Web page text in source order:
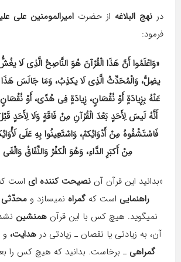
در نهج البلاغه از حضرت امیرالمومنین علی
فرمود:
«وَاعْلَمُوا أَنَّ هَذَا الْقُرْآنَ هُوَ النَّاصِحُ الَّذِی لَا
یضِلُّ، وَالْمُحَدِّثُ الَّذِی لَا یکذِبُ، وَمَا جَالَسَ هَذَا
عَنْهُ بِزِیادَةٍ أَوْ نُقْصَانٍ، زِیادَةٍ فِی هُدًی، أَوْ
أَنَّهُ لَیسَ لِأَحَدٍ بَعْدَ الْقُرْآنِ مِنْ فَاقَةٍ وَلَا لِأَحَدٍ
فَاسْتَشْفُوهُ مِنْ أَدْوَائِکمْ، وَاسْتَعِینُوا بِهِ عَلَی
مِنْ أَکبَرِ الدَّاءِ، وَهُوَ الْکفْرُ وَالنِّفَاقُ
«بدانید این قرآن آننصیحت کننده ای است
راهنمایی است که گمراه نمی‎سازد و محدّثی
نمی‎گوید. هیچ کس با این قرآن
همنشین
آن، به زیادتی یا نقصان ـ زیادتی درهدایت،
گمراهی ـ برخاست. بدانید که هیچ کس را